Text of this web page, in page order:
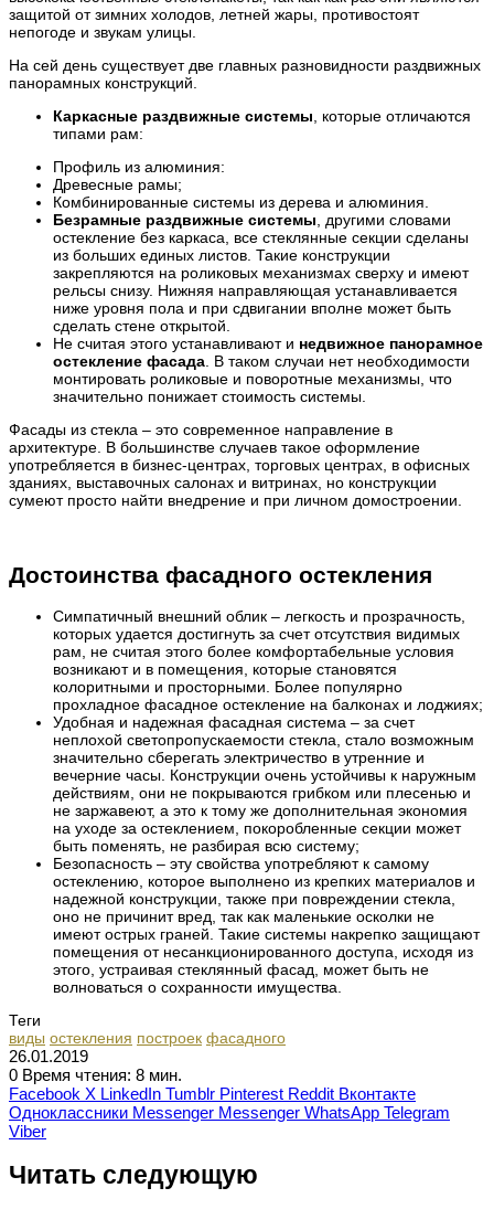
защитой от зимних холодов, летней жары, противостоят
непогоде и звукам улицы.
На сей день существует две главных разновидности раздвижных
панорамных конструкций.
Каркасные раздвижные системы, которые отличаются
типами рам:
Профиль из алюминия:
Древесные рамы;
Комбинированные системы из дерева и алюминия.
Безрамные раздвижные системы, другими словами
остекление без каркаса, все стеклянные секции сделаны
из больших единых листов. Такие конструкции
закрепляются на роликовых механизмах сверху и имеют
рельсы снизу. Нижняя направляющая устанавливается
ниже уровня пола и при сдвигании вполне может быть
сделать стене открытой.
Не считая этого устанавливают и недвижное панорамное
остекление фасада. В таком случаи нет необходимости
монтировать роликовые и поворотные механизмы, что
значительно понижает стоимость системы.
Фасады из стекла – это современное направление в
архитектуре. В большинстве случаев такое оформление
употребляется в бизнес-центрах, торговых центрах, в офисных
зданиях, выставочных салонах и витринах, но конструкции
сумеют просто найти внедрение и при личном домостроении.
Достоинства фасадного остекления
Симпатичный внешний облик – легкость и прозрачность,
которых удается достигнуть за счет отсутствия видимых
рам, не считая этого более комфортабельные условия
возникают и в помещения, которые становятся
колоритными и просторными. Более популярно
прохладное фасадное остекление на балконах и лоджиях;
Удобная и надежная фасадная система – за счет
неплохой светопропускаемости стекла, стало возможным
значительно сберегать электричество в утренние и
вечерние часы. Конструкции очень устойчивы к наружным
действиям, они не покрываются грибком или плесенью и
не заржавеют, а это к тому же дополнительная экономия
на уходе за остеклением, покоробленные секции может
быть поменять, не разбирая всю систему;
Безопасность – эту свойства употребляют к самому
остеклению, которое выполнено из крепких материалов и
надежной конструкции, также при повреждении стекла,
оно не причинит вред, так как маленькие осколки не
имеют острых граней. Такие системы накрепко защищают
помещения от несанкционированного доступа, исходя из
этого, устраивая стеклянный фасад, может быть не
волноваться о сохранности имущества.
Теги
виды остекления построек фасадного
26.01.2019
0 Время чтения: 8 мин.
Facebook X LinkedIn Tumblr Pinterest Reddit Вконтакте
Одноклассники Messenger Messenger WhatsApp Telegram
Viber
Читать следующую